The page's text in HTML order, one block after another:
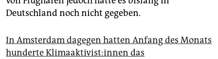
Deutschland noch nicht gegeben.
In Amsterdam dagegen hatten Anfang des Monats
hunderte Kli­ma­ak­ti­vis­t:in­nen das